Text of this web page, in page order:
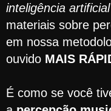
inteligência artificial
materiais sobre
em nossa
ouvido MAIS
É como se você